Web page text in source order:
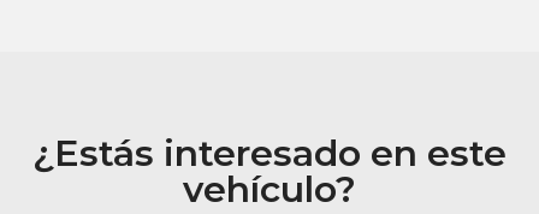
¿Estás interesado en este
vehículo?